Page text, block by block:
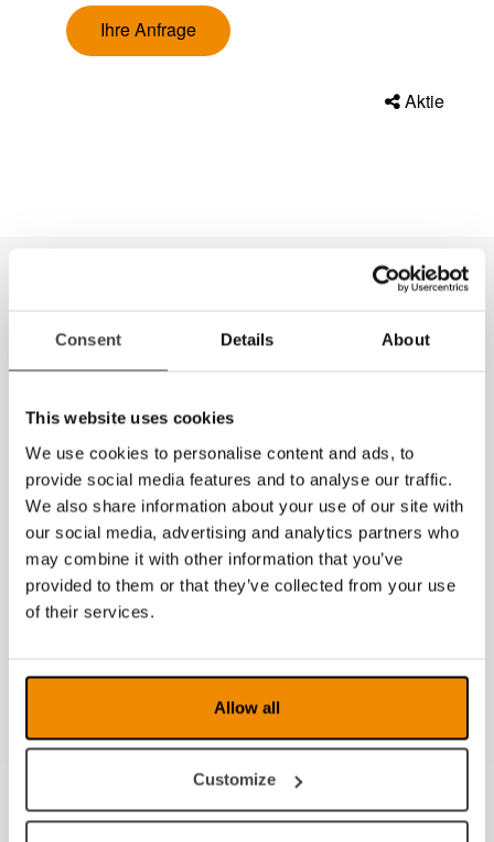
Consent Details About
This website uses cookies
We use cookies to personalise content and ads, to
provide social media features and to analyse our traffic.
We also share information about your use of our site with
our social media, advertising and analytics partners who
may combine it with other information that you’ve
provided to them or that they’ve collected from your use
of their services.
Allow all
Customize
Ihre Anfrage
Aktie
Produkte aus derselben Kategorie
Previous
Dolphin Screen Reader
Next